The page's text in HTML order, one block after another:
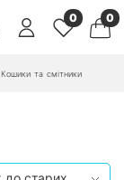
0 0
Кошики та смітники